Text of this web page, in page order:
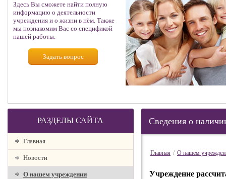
Здесь Вы сможете найти полную
информацию о деятельности
учреждения и о жизни в нём. Также
мы познакомим Вас со спецификой
нашей работы.
Задать вопрос
РАЗДЕЛЫ САЙТА
Главная
Новости
О нашем учреждении
Сведения о
Главная / О нашем
Учреждение